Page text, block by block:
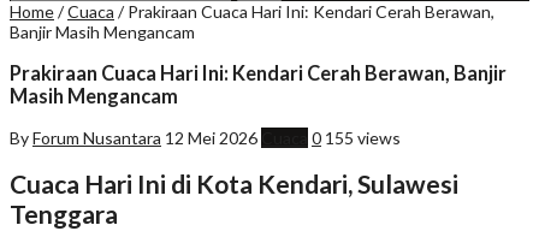
Home/Cuaca /Prakiraan Cuaca Hari Ini: Kendari Cerah Berawan,
Banjir Masih Mengancam
Prakiraan Cuaca Hari Ini: Kendari Cerah Berawan, Banjir
Masih Mengancam
ByForum Nusantara 12 Mei 2026 0 155 views
Cuaca Hari Ini di Kota Kendari, Sulawesi
Tenggara